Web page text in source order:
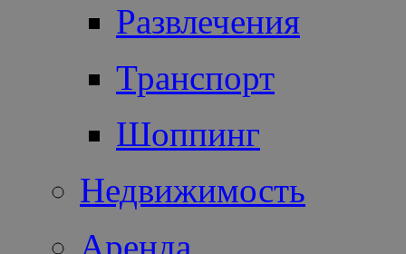
Развлечения
Транспорт
Шоппинг
Недвижимость